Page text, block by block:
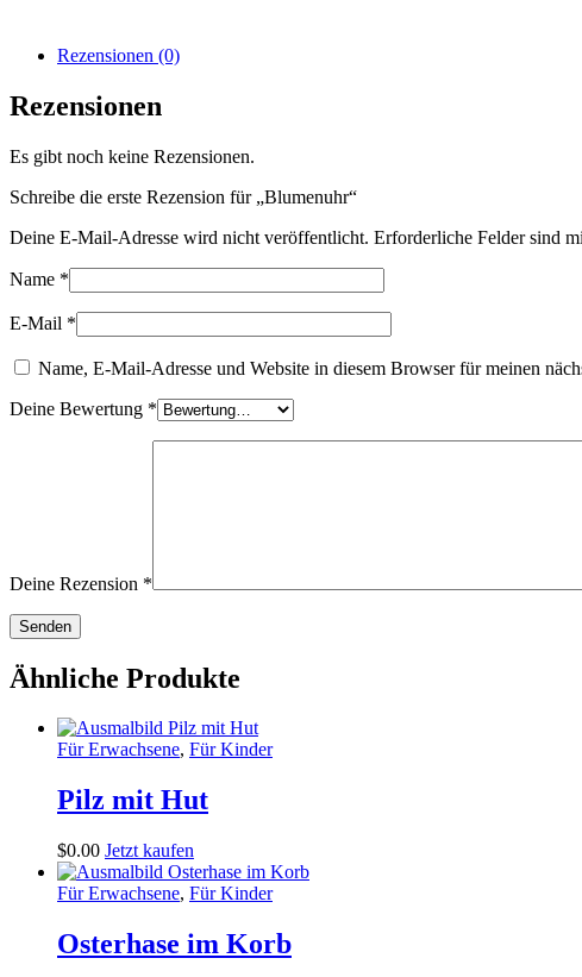
Rezensionen (0)
Rezensionen
Es gibt noch keine Rezensionen.
Schreibe die erste Rezension für „Blumenuhr“
Deine E-Mail-Adresse wird nicht veröffentlicht. Erforderliche Felder sind
Name *
E-Mail *
Name, E-Mail-Adresse und Website in diesem Browser für meinen
Deine Bewertung *
Deine Rezension *
Ähnliche Produkte
Für Erwachsene, Für Kinder
Pilz mit Hut
$0.00 Jetzt kaufen
Für Erwachsene, Für Kinder
Osterhase im Korb